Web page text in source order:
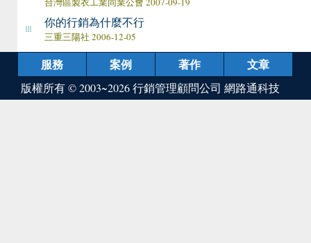
你的行銷為什麼不行
三重三陽社 2006-12-05
服務 案例 著作 文章
版權所有 © 2003~2026行銷管理顧問公司 網路通科技